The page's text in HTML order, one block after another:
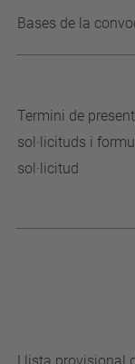
Bases de la
Termini de
sol·licituds i
sol·licitud